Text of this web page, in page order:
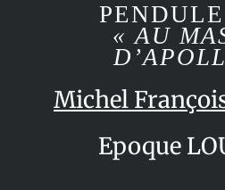
« AU
Michel
Epoque